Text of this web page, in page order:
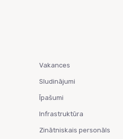
Vakances
Sludinājumi
Īpašumi
Infrastruktūra
Zinātniskais personāls